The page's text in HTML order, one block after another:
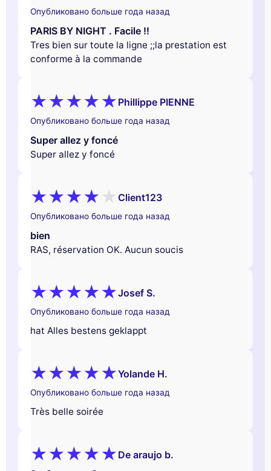
Опубликовано больше года назад
PARIS BY NIGHT . Facile !!
Tres bien sur toute la ligne ;;la prestation est
conforme à la commande
Phillippe PIENNE
Опубликовано больше года назад
Super allez y foncé
Super allez y foncé
Client123
Опубликовано больше года назад
bien
RAS, réservation OK. Aucun soucis
Josef S.
Опубликовано больше года назад
hat Alles bestens geklappt
Yolande H.
Опубликовано больше года назад
Très belle soirée
De araujo b.